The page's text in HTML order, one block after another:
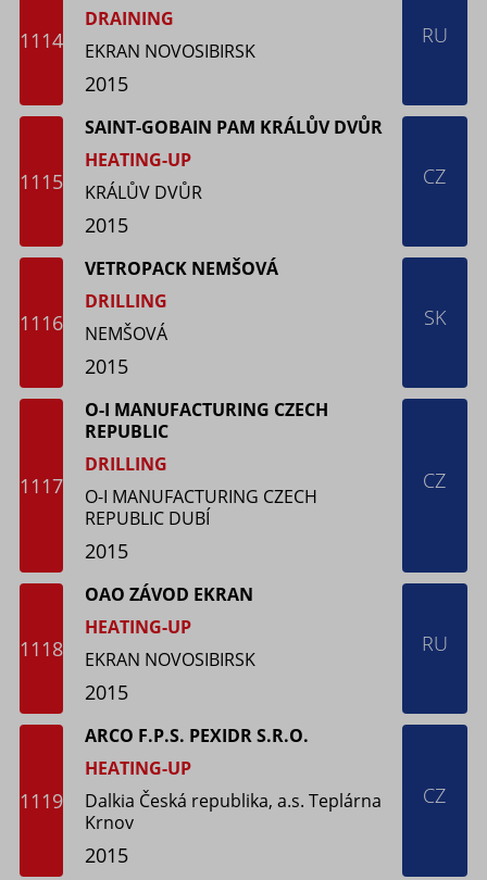
1114
DRAINING
EKRAN NOVOSIBIRSK
2015
RU
1115
SAINT-GOBAIN PAM KRÁLŮV DVŮR
HEATING-UP
KRÁLŮV DVŮR
2015
CZ
1116
VETROPACK NEMŠOVÁ
DRILLING
NEMŠOVÁ
2015
SK
1117
O-I MANUFACTURING CZECH
REPUBLIC
DRILLING
O-I MANUFACTURING CZECH
REPUBLIC DUBÍ
2015
CZ
1118
OAO ZÁVOD EKRAN
HEATING-UP
EKRAN NOVOSIBIRSK
2015
RU
1119
ARCO F.P.S. PEXIDR S.R.O.
HEATING-UP
Dalkia Česká republika, a.s. Teplárna
Krnov
2015
CZ